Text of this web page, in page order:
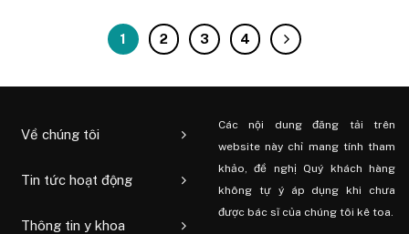
1 2 3 4
Về chúng tôi
Tin tức hoạt động
Thông tin y khoa
Các nội dung đăng tải trên
website này chỉ mang tính tham
khảo, đề nghị Quý khách hàng
không tự ý áp dụng khi chưa
được bác sĩ của chúng tôi kê toa.